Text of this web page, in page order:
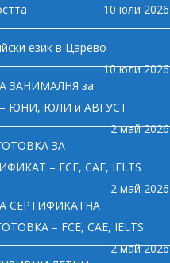
10 юли 2026
език в Царево
10 юли 2026
ЗАНИМАЛНЯ за
– ЮНИ, ЮЛИ и АВГУСТ
2 май 2026
ЗА
– FCE, CAE, IELTS
2 май 2026
СЕРТИФИКАТНА
– FCE, CAE, IELTS
2 май 2026